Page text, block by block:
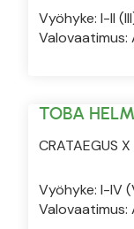
Vyöhyke: I-II
Valovaatimus:
TOBA
CRATAEGUS
Vyöhyke: I-IV
Valovaatimus: